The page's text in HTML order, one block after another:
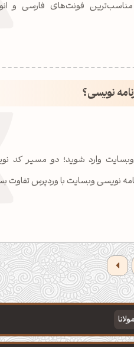
فونت‌های فارسی و
نویسی؟
وارد شوید؛ دو مسیر کد
نویسی وبسایت با وردپرس تفاوت